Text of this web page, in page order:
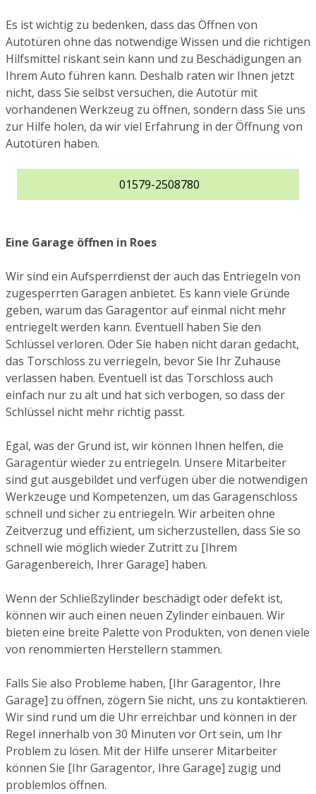
Es ist wichtig zu bedenken, dass das Öffnen von
Autotüren ohne das notwendige Wissen und die richtigen
Hilfsmittel riskant sein kann und zu Beschädigungen an
Ihrem Auto führen kann. Deshalb raten wir Ihnen jetzt
nicht, dass Sie selbst versuchen, die Autotür mit
vorhandenen Werkzeug zu öffnen, sondern dass Sie uns
zur Hilfe holen, da wir viel Erfahrung in der Öffnung von
Autotüren haben.
01579-2508780
Eine Garage öffnen in Roes
Wir sind ein Aufsperrdienst der auch das Entriegeln von
zugesperrten Garagen anbietet. Es kann viele Gründe
geben, warum das Garagentor auf einmal nicht mehr
entriegelt werden kann. Eventuell haben Sie den
Schlüssel verloren. Oder Sie haben nicht daran gedacht,
das Torschloss zu verriegeln, bevor Sie Ihr Zuhause
verlassen haben. Eventuell ist das Torschloss auch
einfach nur zu alt und hat sich verbogen, so dass der
Schlüssel nicht mehr richtig passt.
Egal, was der Grund ist, wir können Ihnen helfen, die
Garagentür wieder zu entriegeln. Unsere Mitarbeiter
sind gut ausgebildet und verfügen über die notwendigen
Werkzeuge und Kompetenzen, um das Garagenschloss
schnell und sicher zu entriegeln. Wir arbeiten ohne
Zeitverzug und effizient, um sicherzustellen, dass Sie so
schnell wie möglich wieder Zutritt zu [Ihrem
Garagenbereich, Ihrer Garage] haben.
Wenn der Schließzylinder beschädigt oder defekt ist,
können wir auch einen neuen Zylinder einbauen. Wir
bieten eine breite Palette von Produkten, von denen viele
von renommierten Herstellern stammen.
Falls Sie also Probleme haben, [Ihr Garagentor, Ihre
Garage] zu öffnen, zögern Sie nicht, uns zu kontaktieren.
Wir sind rund um die Uhr erreichbar und können in der
Regel innerhalb von 30 Minuten vor Ort sein, um Ihr
Problem zu lösen. Mit der Hilfe unserer Mitarbeiter
können Sie [Ihr Garagentor, Ihre Garage] zügig und
problemlos öffnen.